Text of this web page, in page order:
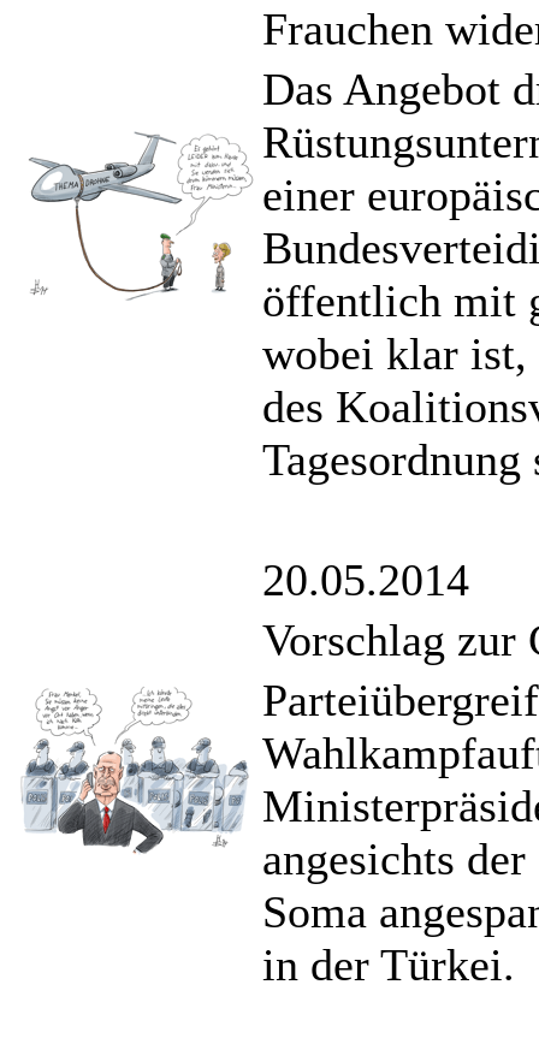
Frauchen
Das Angebot
einer
öffentlich mit
wobei klar ist,
des
20.05.2014
Vorschlag zur
angesichts
Soma
in der Türkei.